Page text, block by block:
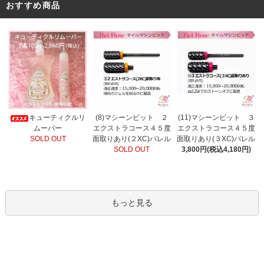
おすすめ商品
キューティクルリ
ムーバー
SOLD OUT
(8)マシーンビット ２
エクストラコース４５度
面取りあり(２XC)バレル
SOLD OUT
(11)マシーンビット ３
エクストラコース４５度
面取りあり(３XC)バレル
3,800円(税込4,180円)
もっと見る